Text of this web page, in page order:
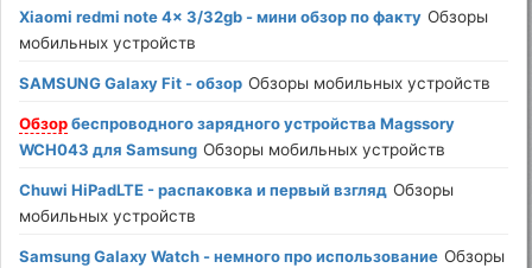
Xiaomi redmi note 4x 3/32gb - мини обзор по факту Обзоры
мобильных устройств
SAMSUNG Galaxy Fit - обзор Обзоры мобильных устройств
Обзорбеспроводного зарядного устройства Magssory
WCH043 для Samsung Обзоры мобильных устройств
Chuwi HiPadLTE - распаковка и первый взгляд Обзоры
мобильных устройств
Samsung Galaxy Watch - немного про использование Обзоры